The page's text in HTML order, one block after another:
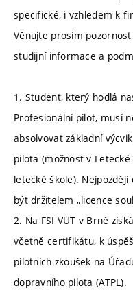
specifické, i vzhledem k
Věnujte prosím
studijní informace a
1. Student, který hodlá
Profesionální pilot, musí
absolvovat základní
pilota (možnost v
letecké škole).
být držitelem „licence
2. Na FSI VUT v Brně
včetně certifikátu, k
pilotních zkoušek na
dopravního pilota (ATPL).